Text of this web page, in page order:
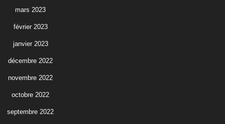
mars 2023
février 2023
janvier 2023
décembre 2022
novembre 2022
octobre 2022
septembre 2022